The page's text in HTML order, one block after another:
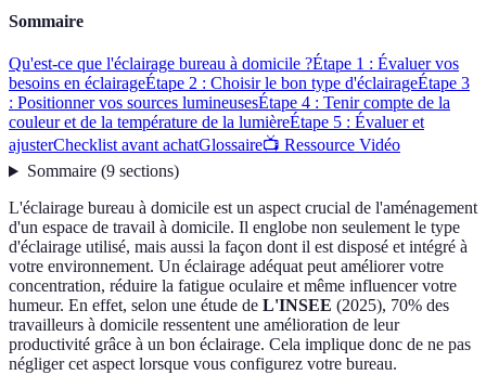
Sommaire
Qu'est-ce que l'éclairage bureau à domicile ?Étape 1 : Évaluer vos
besoins en éclairageÉtape 2 : Choisir le bon type d'éclairageÉtape 3
: Positionner vos sources lumineusesÉtape 4 : Tenir compte de la
couleur et de la température de la lumièreÉtape 5 : Évaluer et
ajusterChecklist avant achatGlossaire📺 Ressource Vidéo
Sommaire(9 sections)
L'éclairage bureau à domicile est un aspect crucial de l'aménagement
d'un espace de travail à domicile. Il englobe non seulement le type
d'éclairage utilisé, mais aussi la façon dont il est disposé et intégré à
votre environnement. Un éclairage adéquat peut améliorer votre
concentration, réduire la fatigue oculaire et même influencer votre
humeur. En effet, selon une étude de L'INSEE (2025), 70% des
travailleurs à domicile ressentent une amélioration de leur
productivité grâce à un bon éclairage. Cela implique donc de ne pas
négliger cet aspect lorsque vous configurez votre bureau.